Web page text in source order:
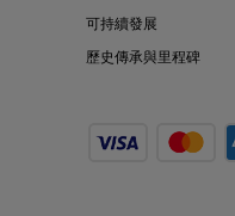
可持續發展
歷史傳承與里程碑